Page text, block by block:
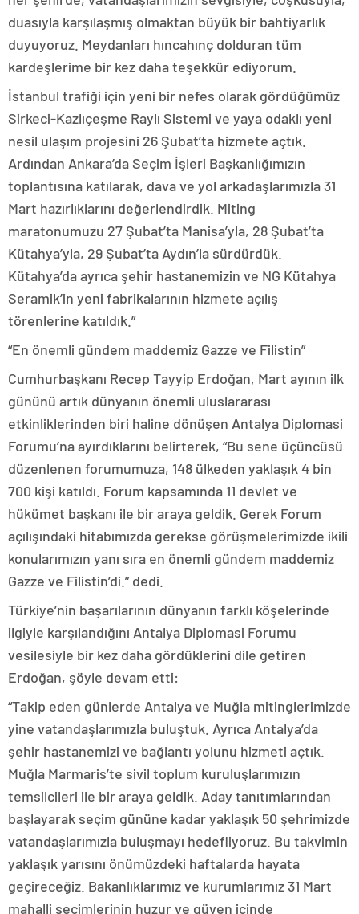
duasıyla karşılaşmış olmaktan büyük bir bahtiyarlık
duyuyoruz. Meydanları hıncahınç dolduran tüm
kardeşlerime bir kez daha teşekkür ediyorum.
İstanbul trafiği için yeni bir nefes olarak gördüğümüz
Sirkeci-Kazlıçeşme Raylı Sistemi ve yaya odaklı yeni
nesil ulaşım projesini 26 Şubat’ta hizmete açtık.
Ardından Ankara’da Seçim İşleri Başkanlığımızın
toplantısına katılarak, dava ve yol arkadaşlarımızla 31
Mart hazırlıklarını değerlendirdik. Miting
maratonumuzu 27 Şubat’ta Manisa’yla, 28 Şubat’ta
Kütahya’yla, 29 Şubat’ta Aydın’la sürdürdük.
Kütahya’da ayrıca şehir hastanemizin ve NG Kütahya
Seramik’in yeni fabrikalarının hizmete açılış
törenlerine katıldık.”
“En önemli gündem maddemiz Gazze ve Filistin”
Cumhurbaşkanı Recep Tayyip Erdoğan, Mart ayının ilk
gününü artık dünyanın önemli uluslararası
etkinliklerinden biri haline dönüşen Antalya Diplomasi
Forumu’na ayırdıklarını belirterek, “Bu sene üçüncüsü
düzenlenen forumumuza, 148 ülkeden yaklaşık 4 bin
700 kişi katıldı. Forum kapsamında 11 devlet ve
hükümet başkanı ile bir araya geldik. Gerek Forum
açılışındaki hitabımızda gerekse görüşmelerimizde ikili
konularımızın yanı sıra en önemli gündem maddemiz
Gazze ve Filistin’di.” dedi.
Türkiye’nin başarılarının dünyanın farklı köşelerinde
ilgiyle karşılandığını Antalya Diplomasi Forumu
vesilesiyle bir kez daha gördüklerini dile getiren
Erdoğan, şöyle devam etti:
“Takip eden günlerde Antalya ve Muğla mitinglerimizde
yine vatandaşlarımızla buluştuk. Ayrıca Antalya’da
şehir hastanemizi ve bağlantı yolunu hizmeti açtık.
Muğla Marmaris’te sivil toplum kuruluşlarımızın
temsilcileri ile bir araya geldik. Aday tanıtımlarından
başlayarak seçim gününe kadar yaklaşık 50 şehrimizde
vatandaşlarımızla buluşmayı hedefliyoruz. Bu takvimin
yaklaşık yarısını önümüzdeki haftalarda hayata
geçireceğiz. Bakanlıklarımız ve kurumlarımız 31 Mart
mahalli seçimlerinin huzur ve güven içinde